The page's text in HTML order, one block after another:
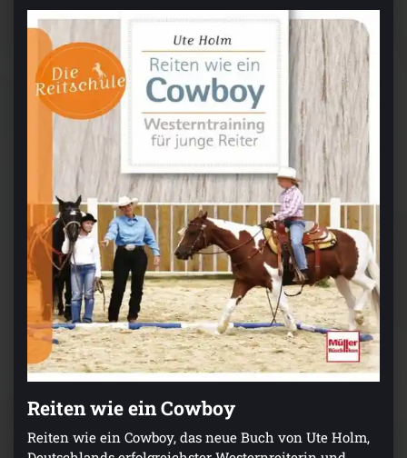
Reiten wie ein Cowboy
Reiten wie ein Cowboy, das neue Buch von Ute Holm,